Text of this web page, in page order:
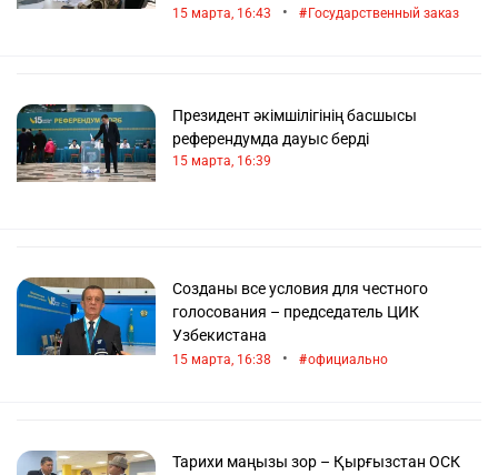
15 марта, 16:43 • Государственный заказ
Президент әкімшілігінің басшысы
референдумда дауыс берді
15 марта, 16:39
Созданы все условия для честного
голосования – председатель ЦИК
Узбекистана
15 марта, 16:38 • официально
Тарихи маңызы зор – Қырғызстан ОСК